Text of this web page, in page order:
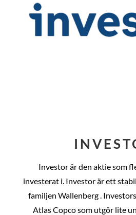
Investor är den aktie som
investerat i. Investor är ett
familjen Wallenberg .
Atlas Copco som utgör lite